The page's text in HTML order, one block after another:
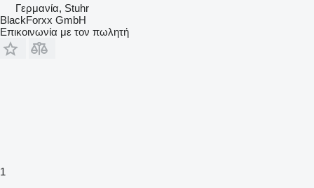
Γερμανία, Stuhr
BlackForxx GmbH
Επικοινωνία με τον πωλητή
1